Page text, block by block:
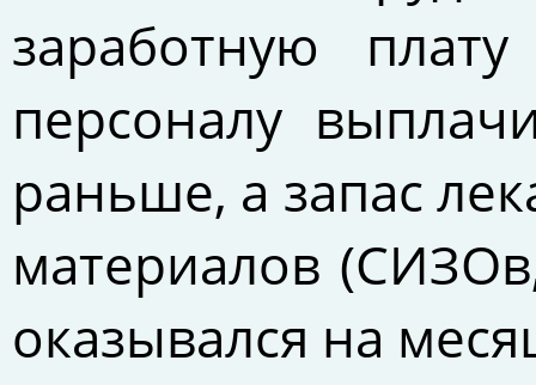
заработную
персоналу
раньше, а запас
материалов
оказывался на